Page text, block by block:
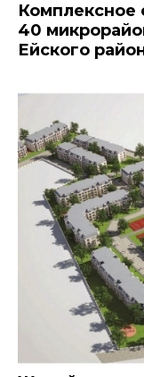
Комплексное
40
Ейского